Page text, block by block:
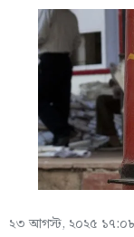
২৩ আগস্ট, ২০২৫